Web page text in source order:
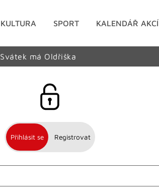
KULTURA SPORT KALENDÁŘ AKCÍ
Svátek má Oldřiška
Přihlásit se Registrovat